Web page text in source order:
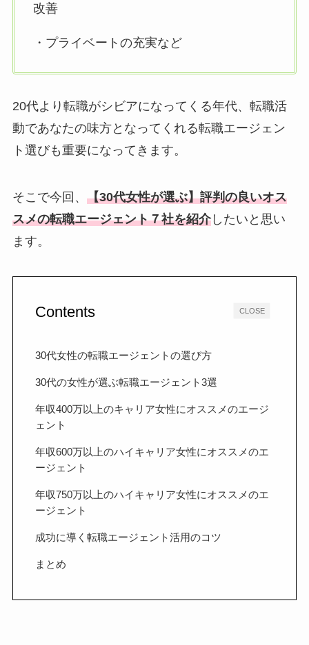
改善
・プライベートの充実など
20代より転職がシビアになってくる年代、転職活
動であなたの味方となってくれる転職エージェン
ト選びも重要になってきます。
そこで今回、 【30代女性が選ぶ】評判の良いオス
スメの転職エージェント７社を紹介したいと思い
ます。
CLOSE
Contents
30代女性の転職エージェントの選び方
30代の女性が選ぶ転職エージェント3選
年収400万以上のキャリア女性にオススメのエージ
ェント
年収600万以上のハイキャリア女性にオススメのエ
ージェント
年収750万以上のハイキャリア女性にオススメのエ
ージェント
成功に導く転職エージェント活用のコツ
まとめ